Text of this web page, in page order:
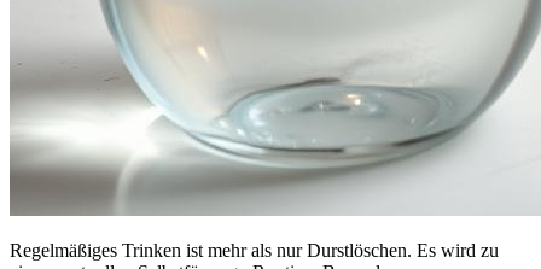
Regelmäßiges Trinken ist mehr als nur Durstlöschen. Es wird zu